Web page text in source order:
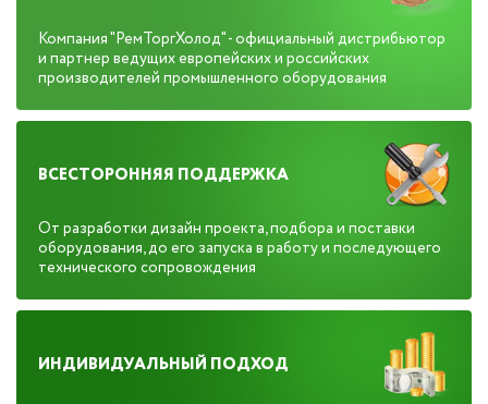
Компания "РемТоргХолод" - официальный дистрибьютор
и партнер ведущих европейских и российских
производителей промышленного оборудования
ВСЕСТОРОННЯЯ ПОДДЕРЖКА
От разработки дизайн проекта, подбора и поставки
оборудования, до его запуска в работу и последующего
технического сопровождения
ИНДИВИДУАЛЬНЫЙ ПОДХОД